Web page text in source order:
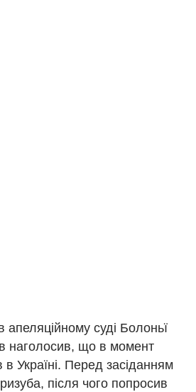
апеляційному суді Болоньї
наголосив, що в момент
в Україні. Перед засіданням
після чого попросив